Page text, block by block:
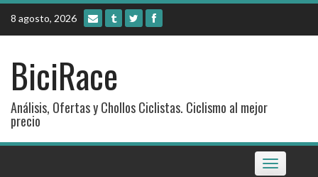
Skip
content
8 agosto, 2026
BiciRace
Análisis, Ofertas y Chollos Ciclistas. Ciclismo al mejor
precio
Toggle
navigation